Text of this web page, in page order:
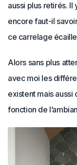
aussi plus retirés. Il
encore faut-il
ce carrelage
Alors sans plus
avec moi les
existent mais
fonction de